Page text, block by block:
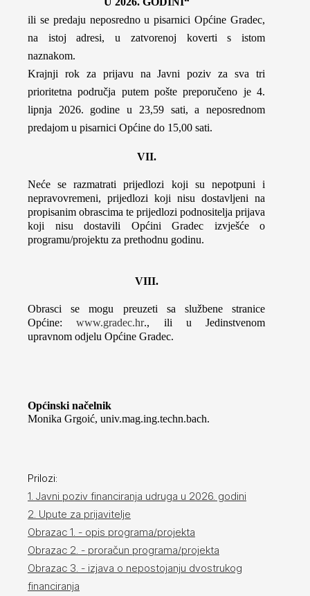
ili se predaju neposredno u pisarnici Općine Gradec,
na istoj adresi, u zatvorenoj koverti s istom
naznakom.
Krajnji rok za prijavu na Javni poziv za sva tri
prioritetna područja putem pošte preporučeno je 4.
lipnja 2026. godine u 23,59 sati, a neposrednom
predajom u pisarnici Općine do 15,00 sati.
VII.
Neće se razmatrati prijedlozi koji su nepotpuni i
nepravovremeni, prijedlozi koji nisu dostavljeni na
propisanim obrascima te prijedlozi podnositelja prijava
koji nisu dostavili Općini Gradec izvješće o
programu/projektu za prethodnu godinu.
VIII.
Obrasci se mogu preuzeti sa službene stranice
Općine:www.gradec.hr., ili u Jedinstvenom
upravnom odjelu Općine Gradec.
Općinski načelnik
Monika Grgoić, univ.mag.ing.techn.bach.
Prilozi:
1. Javni poziv financiranja udruga u 2026. godini
2. Upute za prijavitelje
Obrazac 1. - opis programa/projekta
Obrazac 2. - proračun programa/projekta
Obrazac 3. - izjava o nepostojanju dvostrukog
financiranja